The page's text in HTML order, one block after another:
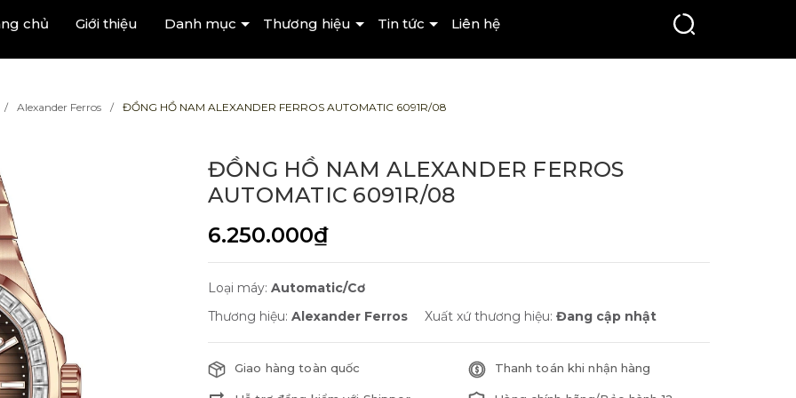
chủ Giới thiệu Danh mục Thương hiệu Tin tức Liên hệ
Alexander Ferros ĐỒNG HỒ NAM ALEXANDER FERROS AUTOMATIC 6091R/08
ĐỒNG HỒ NAM ALEXANDER FERROS
AUTOMATIC 6091R/08
6.250.000₫
Loại máy: Automatic/Cơ
Thương hiệu: Alexander Ferros Xuất xứ thương hiệu: Đang cập nhật
Giao hàng toàn quốc Thanh toán khi nhận hàng